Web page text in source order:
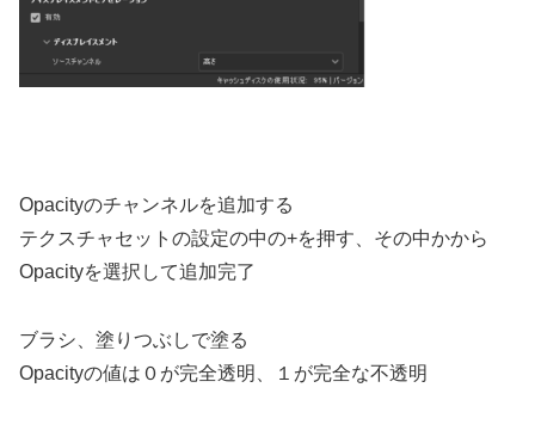
Opacityのチャンネルを追加する
テクスチャセットの設定の中の+を押す、その中かから
Opacityを選択して追加完了
ブラシ、塗りつぶしで塗る
Opacityの値は０が完全透明、１が完全な不透明